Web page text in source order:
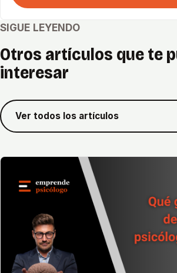
SIGUE LEYENDO
Otros artículos que te
interesar
Ver todos los artículos